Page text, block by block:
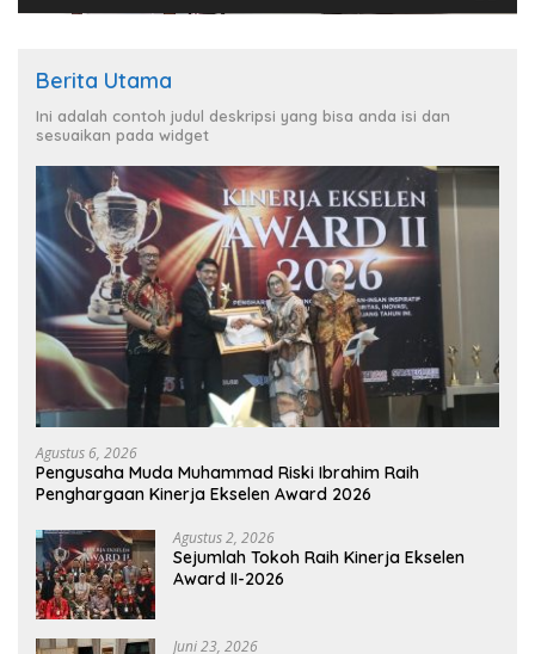
Berita Utama
Ini adalah contoh judul deskripsi yang bisa anda isi dan
sesuaikan pada widget
Agustus 6, 2026
Pengusaha Muda Muhammad Riski Ibrahim Raih
Penghargaan Kinerja Ekselen Award 2026
Agustus 2, 2026
Sejumlah Tokoh Raih Kinerja Ekselen
Award II-2026
Juni 23, 2026